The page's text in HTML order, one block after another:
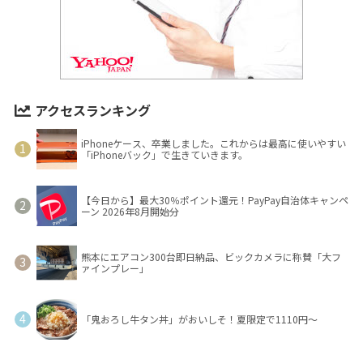
アクセスランキング
iPhoneケース、卒業しました。これからは最高に使いやすい
「iPhoneバック」で生きていきます。
【今日から】最大30％ポイント還元！PayPay自治体キャンペ
ーン 2026年8月開始分
熊本にエアコン300台即日納品、ビックカメラに称賛「大フ
ァインプレー」
「鬼おろし牛タン丼」がおいしそ！夏限定で1110円～